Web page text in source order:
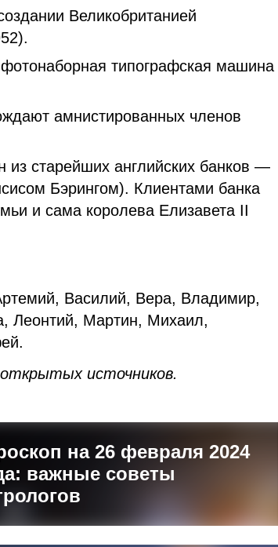
Великобританией
типографская машина
амнистированных членов
старейших английских банков —
Бэрингом). Клиентами банка
и сама королева Елизавета II
Василий, Вера, Владимир,
Леонтий, Мартин, Михаил,
источников.
на 26 февраля 2024
важные советы